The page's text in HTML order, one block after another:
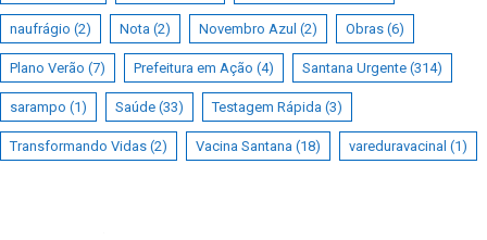
naufrágio (2) Nota (2) Novembro Azul (2) Obras (6)
Plano Verão (7) Prefeitura em Ação (4) Santana Urgente (314)
sarampo (1) Saúde (33) Testagem Rápida (3)
Transformando Vidas (2) Vacina Santana (18) vareduravacinal (1)